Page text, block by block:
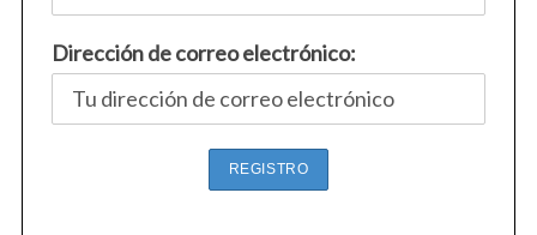
Dirección de correo electrónico: